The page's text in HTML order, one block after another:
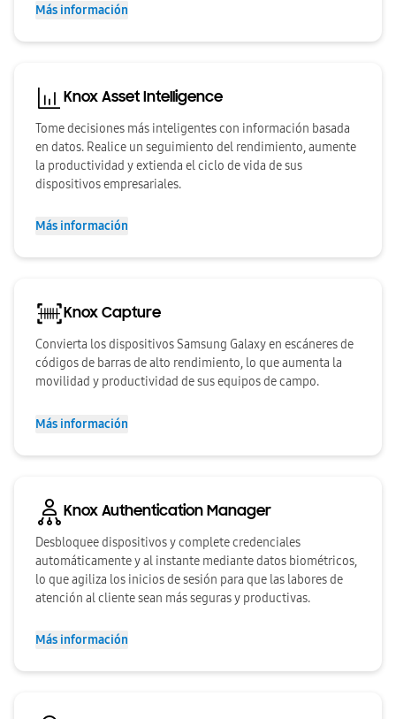
Más información
Knox Asset Intelligence
Tome decisiones más inteligentes con información basada
en datos. Realice un seguimiento del rendimiento, aumente
la productividad y extienda el ciclo de vida de sus
dispositivos empresariales.
Más información
Knox Capture
Convierta los dispositivos Samsung Galaxy en escáneres de
códigos de barras de alto rendimiento, lo que aumenta la
movilidad y productividad de sus equipos de campo.
Más información
Knox Authentication Manager
Desbloquee dispositivos y complete credenciales
automáticamente y al instante mediante datos biométricos,
lo que agiliza los inicios de sesión para que las labores de
atención al cliente sean más seguras y productivas.
Más información